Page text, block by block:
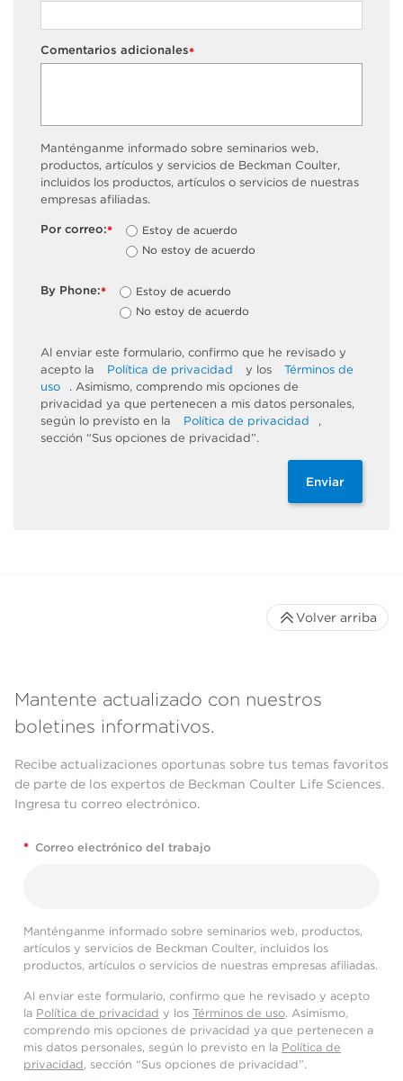
*
Comentarios adicionales
Manténganme informado sobre seminarios web,
productos, artículos y servicios de Beckman Coulter,
incluidos los productos, artículos o servicios de nuestras
empresas afiliadas.
*
Por correo:
Estoy de acuerdo
No estoy de acuerdo
*
By Phone:
Estoy de acuerdo
No estoy de acuerdo
Al enviar este formulario, confirmo que he revisado y
acepto la
Política de privacidad y los
Términos de
uso
. Asimismo, comprendo mis opciones de
privacidad ya que pertenecen a mis datos personales,
según lo previsto en la
Política de privacidad
,
sección “Sus opciones de privacidad”.
Enviar
Mantente actualizado con nuestros
boletines informativos.
Recibe actualizaciones oportunas sobre tus temas favoritos
de parte de los expertos de Beckman Coulter Life Sciences.
Ingresa tu correo electrónico.
* Correo electrónico del trabajo
Manténganme informado sobre seminarios web, productos,
artículos y servicios de Beckman Coulter, incluidos los
productos, artículos o servicios de nuestras empresas afiliadas.
Al enviar este formulario, confirmo que he revisado y acepto
la Política de privacidad y los Términos de uso. Asimismo,
comprendo mis opciones de privacidad ya que pertenecen a
mis datos personales, según lo previsto en la Política de
privacidad, sección “Sus opciones de privacidad”.
Volver arriba